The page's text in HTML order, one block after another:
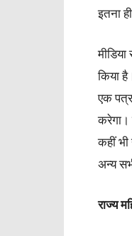
इतना
किया
एक
करेगा।
कहीं
अन्य
राज्य